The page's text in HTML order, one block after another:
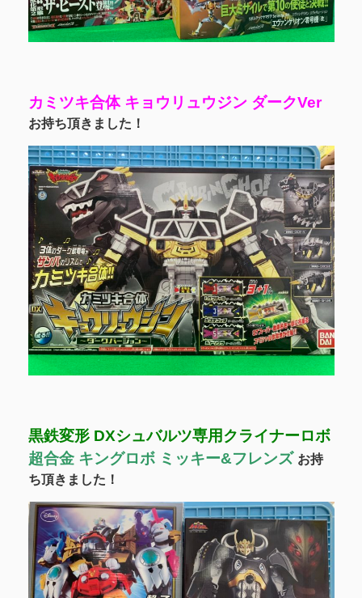
カミツキ合体 キョウリュウジン ダークVer
お持ち頂きました！
黒鉄変形 DXシュバルツ専用クライナーロボ
超合金 キングロボ ミッキー&フレンズ お持
ち頂きました！